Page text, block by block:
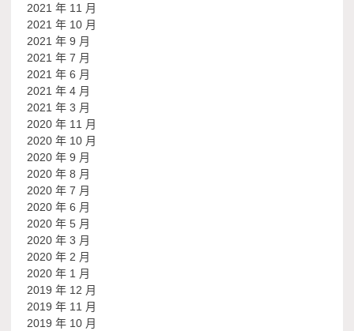
2021 年 11 月
2021 年 10 月
2021 年 9 月
2021 年 7 月
2021 年 6 月
2021 年 4 月
2021 年 3 月
2020 年 11 月
2020 年 10 月
2020 年 9 月
2020 年 8 月
2020 年 7 月
2020 年 6 月
2020 年 5 月
2020 年 3 月
2020 年 2 月
2020 年 1 月
2019 年 12 月
2019 年 11 月
2019 年 10 月